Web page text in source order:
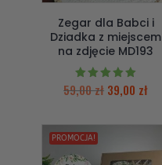
Zegar dla Babci i
Dziadka z miejscem
na zdjęcie MD193
Oceniono
5.00
59,00zł 39,00 zł
PROMOCJA!